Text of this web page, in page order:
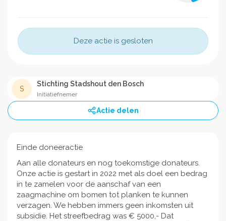
Deze actie is gesloten
S
Stichting Stadshout den Bosch
Initiatiefnemer
Actie delen
Einde doneeractie
Aan alle donateurs en nog toekomstige donateurs.
Onze actie is gestart in 2022 met als doel een bedrag
in te zamelen voor de aanschaf van een
zaagmachine om bomen tot planken te kunnen
verzagen. We hebben immers geen inkomsten uit
subsidie. Het streefbedrag was € 5000,- Dat